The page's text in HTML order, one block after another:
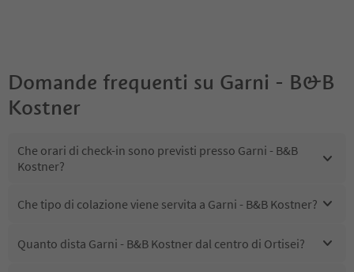
Domande frequenti su Garni - B&B
Kostner
Che orari di check-in sono previsti presso Garni - B&B
Kostner?
Che tipo di colazione viene servita a Garni - B&B Kostner?
Quanto dista Garni - B&B Kostner dal centro di Ortisei?